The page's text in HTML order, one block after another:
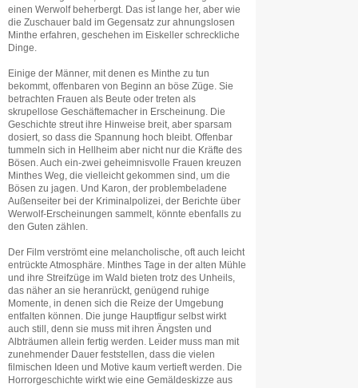
einen Werwolf beherbergt. Das ist lange her, aber wie
die Zuschauer bald im Gegensatz zur ahnungslosen
Minthe erfahren, geschehen im Eiskeller schreckliche
Dinge.
Einige der Männer, mit denen es Minthe zu tun
bekommt, offenbaren von Beginn an böse Züge. Sie
betrachten Frauen als Beute oder treten als
skrupellose Geschäftemacher in Erscheinung. Die
Geschichte streut ihre Hinweise breit, aber sparsam
dosiert, so dass die Spannung hoch bleibt. Offenbar
tummeln sich in Hellheim aber nicht nur die Kräfte des
Bösen. Auch ein-zwei geheimnisvolle Frauen kreuzen
Minthes Weg, die vielleicht gekommen sind, um die
Bösen zu jagen. Und Karon, der problembeladene
Außenseiter bei der Kriminalpolizei, der Berichte über
Werwolf-Erscheinungen sammelt, könnte ebenfalls zu
den Guten zählen.
Der Film verströmt eine melancholische, oft auch leicht
entrückte Atmosphäre. Minthes Tage in der alten Mühle
und ihre Streifzüge im Wald bieten trotz des Unheils,
das näher an sie heranrückt, genügend ruhige
Momente, in denen sich die Reize der Umgebung
entfalten können. Die junge Hauptfigur selbst wirkt
auch still, denn sie muss mit ihren Ängsten und
Albträumen allein fertig werden. Leider muss man mit
zunehmender Dauer feststellen, dass die vielen
filmischen Ideen und Motive kaum vertieft werden. Die
Horrorgeschichte wirkt wie eine Gemäldeskizze aus